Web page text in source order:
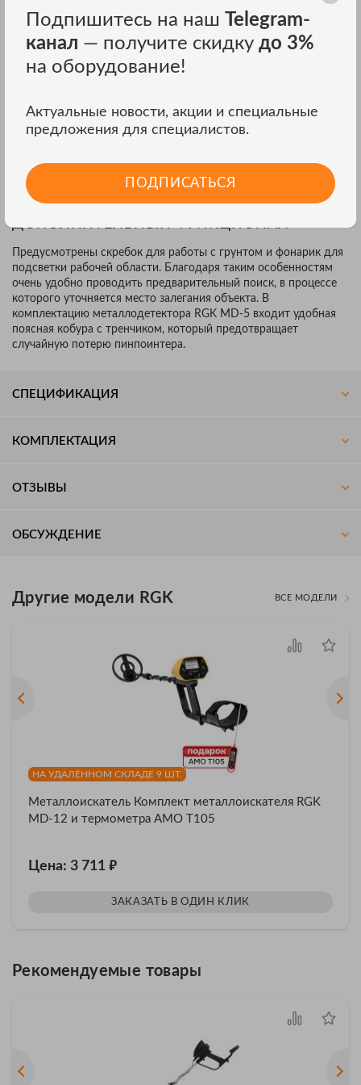
Питание от батареек 9В. Поддерживаются как обычные
элементы питания, так и аккумуляторы.
2 СПОСОБА СИГНАЛИЗАЦИИ
RGK MD-5 оборудован звуковым и вибрационным
оповещением, указывающим на присутствие металлических
предметов. При этом пользователь может как использовать
металлодетектор в любой отдельный режим уведомления в
зависимости от условий поиска.
ДОПОЛНИТЕЛЬНЫЙ ФУНКЦИОНАЛ
Предусмотрены скребок для работы с грунтом и фонарик для
подсветки рабочей области. Благодаря таким особенностям
очень удобно проводить предварительный поиск, в процессе
которого уточняется место залегания объекта. В
комплектацию металлодетектора RGK MD-5 входит удобная
поясная кобура с тренчиком, который предотвращает
случайную потерю пинпоинтера.
СПЕЦИФИКАЦИЯ
КОМПЛЕКТАЦИЯ
ОТЗЫВЫ
ОБСУЖДЕНИЕ
Другие модели RGK ВСЕ МОДЕЛИ
НА УДАЛЁННОМ СКЛАДЕ 9 ШТ.
Металлоискатель Комплект металлоискателя RGK
MD-12 и термометра AMO T105
Цена: 3 711 ₽
ЗАКАЗАТЬ В ОДИН КЛИК
Рекомендуемые товары
Подпишитесь на наш Telegram-
канал — получите скидку до 3%
на оборудование!
Актуальные новости, акции и специальные
предложения для специалистов.
ПОДПИСАТЬСЯ